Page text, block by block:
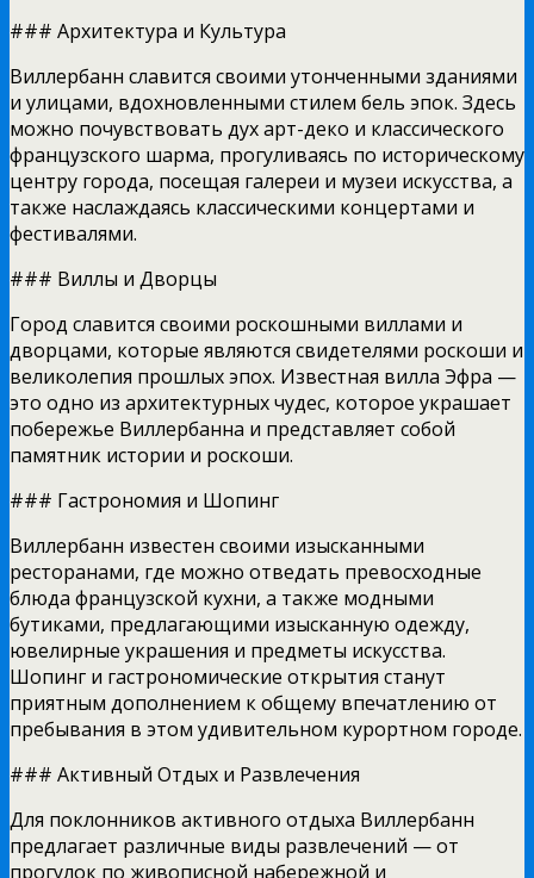
### Архитектура и Культура
Виллербанн славится своими утонченными зданиями
и улицами, вдохновленными стилем бель эпок. Здесь
можно почувствовать дух арт-деко и классического
французского шарма, прогуливаясь по историческому
центру города, посещая галереи и музеи искусства, а
также наслаждаясь классическими концертами и
фестивалями.
### Виллы и Дворцы
Город славится своими роскошными виллами и
дворцами, которые являются свидетелями роскоши и
великолепия прошлых эпох. Известная вилла Эфра —
это одно из архитектурных чудес, которое украшает
побережье Виллербанна и представляет собой
памятник истории и роскоши.
### Гастрономия и Шопинг
Виллербанн известен своими изысканными
ресторанами, где можно отведать превосходные
блюда французской кухни, а также модными
бутиками, предлагающими изысканную одежду,
ювелирные украшения и предметы искусства.
Шопинг и гастрономические открытия станут
приятным дополнением к общему впечатлению от
пребывания в этом удивительном курортном городе.
### Активный Отдых и Развлечения
Для поклонников активного отдыха Виллербанн
предлагает различные виды развлечений — от
прогулок по живописной набережной и